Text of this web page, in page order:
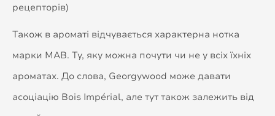
рецепторів)
Також в ароматі відчувається характерна нотка
марки MAB. Ту, яку можна почути чи не у всіх їхніх
ароматах. До слова, Georgywood може давати
асоціацію Bois Impérial, але тут також залежить від